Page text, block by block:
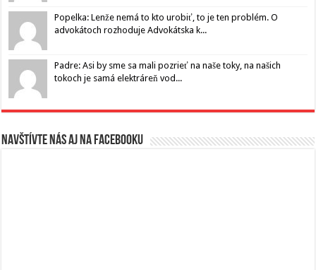
Popelka: Lenže nemá to kto urobiť, to je ten problém. O
advokátoch rozhoduje Advokátska k...
Padre: Asi by sme sa mali pozrieť na naše toky, na našich
tokoch je samá elektráreň vod...
Navštívte nás aj na Facebooku